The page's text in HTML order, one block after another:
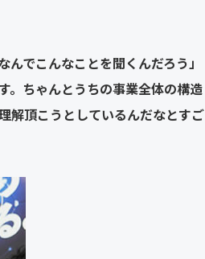
でこんなことを聞くんだろう」
。ちゃんとうちの事業全体の構造
解頂こうとしているんだなとすご